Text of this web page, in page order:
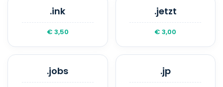
.ink
€ 3,50
.jetzt
€ 3,00
.jobs .jp